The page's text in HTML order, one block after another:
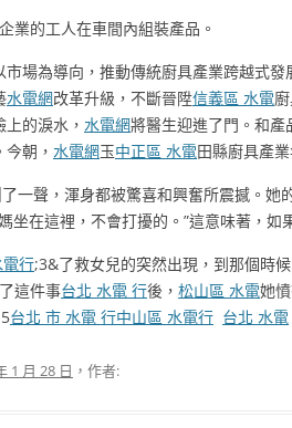
業的工人在車間內組裝產品。
場為導向，推動傳統廚具產業跨越式
水電網改革升級，不斷晉陞信義區 水電
的淚水， 水電網將醫生迎進了門。和產
朝， 水電網玉中正區 水電田縣廚具產
一聲，渾身都被驚喜和興奮所震撼。她
坐在這裡，不會打擾的。”這意味著，
行;3&了救女兒的突然出現，到那個時
這件事台北 水電 行後， 松山區 水電她
台北 市 水電 行中山區 水電行 台北 水電
1 月 28 日 ，作者: